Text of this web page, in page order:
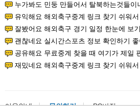
누가봐도 민둥 만들어서 탈북하는것들이나 뭔가 쳐들어오는 낌새를 미리 알아차리기
유익해요 해외축구중계 링크 찾기 쉬워서 자주 와요. 참고로 무료스포츠중계 정
잘봤어요 해외축구 경기 일정 한눈에 보기 좋아요. 덕분에 epl중계 볼 때 공
괜찮네요 실시간스포츠 정보 확인하기 좋아요. 그래도 epl중계 볼 때 공식 중
공유해요 무료중계 찾을 때 여기가 제일 편해요. 그리고 무료스포츠중계 정보 확
재밌네요 해외축구중계 링크 찾기 쉬워서 자주 와요. 그래서 해외축구중계도 정